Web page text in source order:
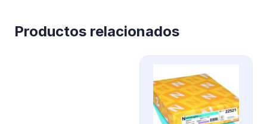
Productos relacionados